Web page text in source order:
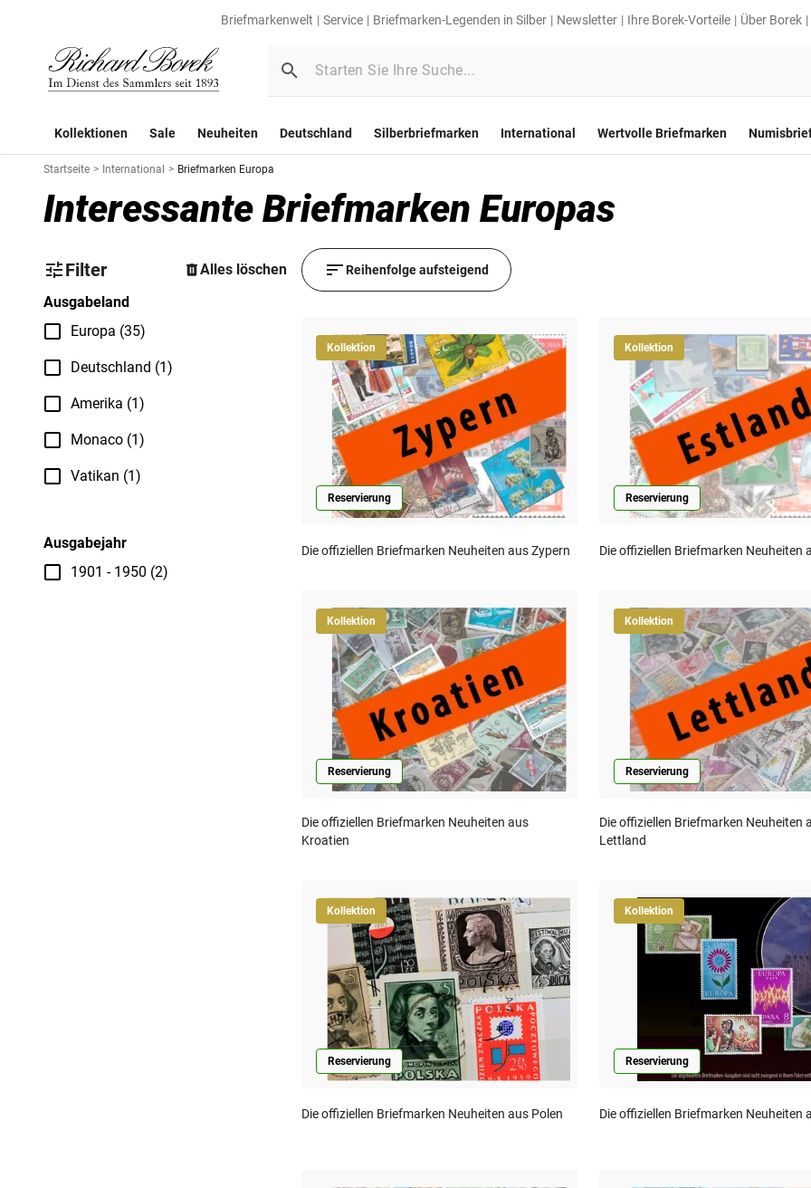
Briefmarkenwelt Service Briefmarken-Legenden in Silber Newsletter Ihre Borek-Vorteile Über Borek
Kollektionen Sale Neuheiten Deutschland Silberbriefmarken International Wertvolle Briefmarken
Startseite > International > Briefmarken Europa
Interessante Briefmarken Europas
Filter
Alles löschen
Ausgabeland
Europa (35)
Deutschland (1)
Amerika (1)
Monaco (1)
Vatikan (1)
Ausgabejahr
1901 - 1950 (2)
Reihenfolge aufsteigend
Kollektion
Reservierung
Die offiziellen Briefmarken Neuheiten aus Zypern
Kollektion
Reservierung
Die offiziellen Briefmarken Neuheiten
Kollektion
Reservierung
Die offiziellen Briefmarken Neuheiten aus
Kroatien
Kollektion
Reservierung
Die offiziellen Briefmarken Neuheiten
Lettland
Kollektion
Reservierung
Die offiziellen Briefmarken Neuheiten aus Polen
Kollektion
Reservierung
Die offiziellen Briefmarken Neuheiten